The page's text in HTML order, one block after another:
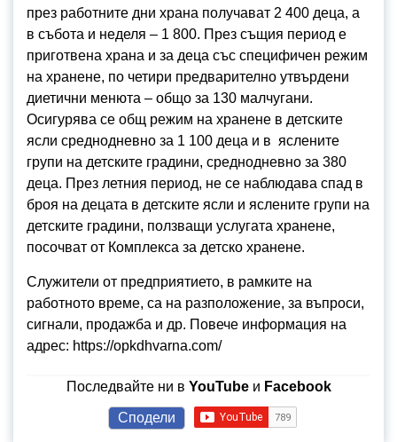
през работните дни храна получават 2 400 деца, а
в събота и неделя – 1 800. През същия период е
приготвена храна и за деца със специфичен режим
на хранене, по четири предварително утвърдени
диетични менюта – общо за 130 малчугани.
Осигурява се общ режим на хранене в детските
ясли среднодневно за 1 100 деца и в яслените
групи на детските градини, среднодневно за 380
деца. През летния период, не се наблюдава спад в
броя на децата в детските ясли и яслените групи на
детските градини, ползващи услугата хранене,
посочват от Комплекса за детско хранене.
Служители от предприятието, в рамките на
работното време, са на разположение, за въпроси,
сигнали, продажба и др. Повече информация на
адрес: https://opkdhvarna.com/
Последвайте ни в YouTubeи Facebook
Сподели